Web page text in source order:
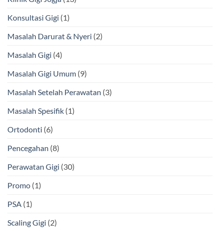
Konsultasi Gigi (1)
Masalah Darurat & Nyeri (2)
Masalah Gigi (4)
Masalah Gigi Umum (9)
Masalah Setelah Perawatan (3)
Masalah Spesifik (1)
Ortodonti (6)
Pencegahan (8)
Perawatan Gigi (30)
Promo (1)
PSA (1)
Scaling Gigi (2)